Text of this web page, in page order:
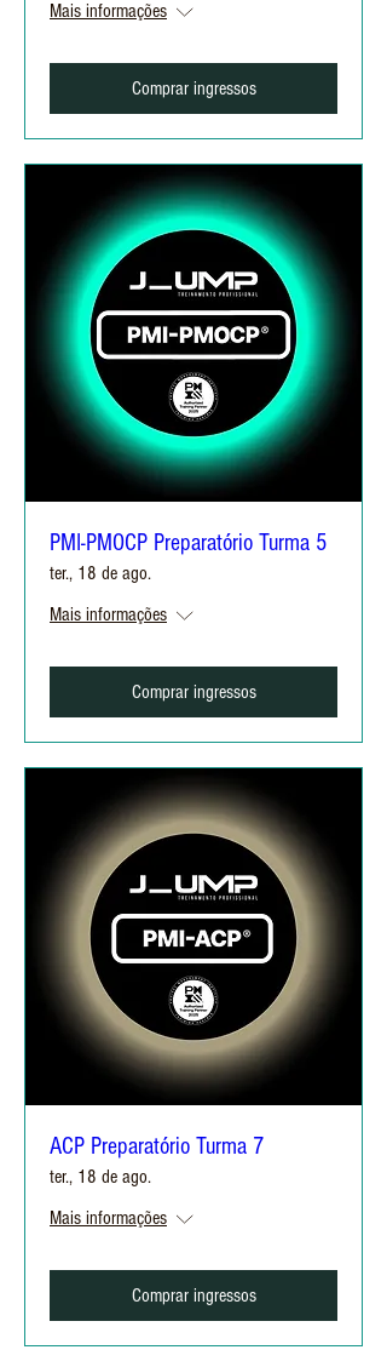
Mais informações
Comprar ingressos
PMI-PMOCP Preparatório Turma 5
ter., 18 de ago.
Mais informações
Comprar ingressos
ACP Preparatório Turma 7
ter., 18 de ago.
Mais informações
Comprar ingressos